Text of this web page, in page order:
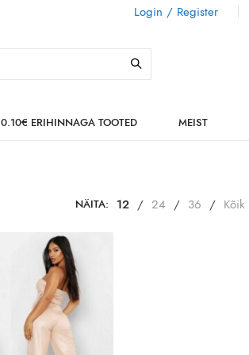
Login / Register
0.10€ ERIHINNAGA TOOTED MEIST
NÄITA: 12 / 24 / 36 / Kõik